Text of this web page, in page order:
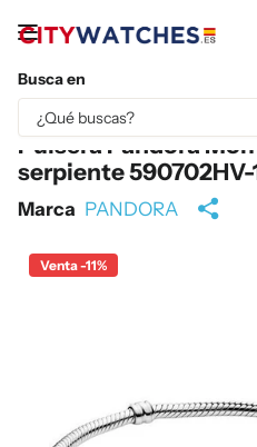
Busca en
Parte del contenido se ha
Pulsera Pandora
serpiente 590702HV-
Marca PANDORA
Venta -11%